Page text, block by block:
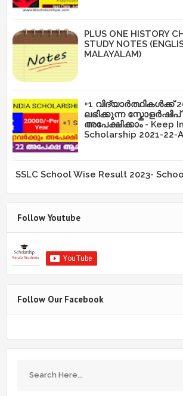
PLUS ONE HISTORY
STUDY NOTES
MALAYALAM)
+1 വിദ്യാർത്ഥികൾക്ക്
ലഭിക്കുന്ന
അപേക്ഷിക്കാം - Keep
Scholarship 2021-22-
SSLC School Wise Result 2023-
Follow Youtube
Follow Our Facebook